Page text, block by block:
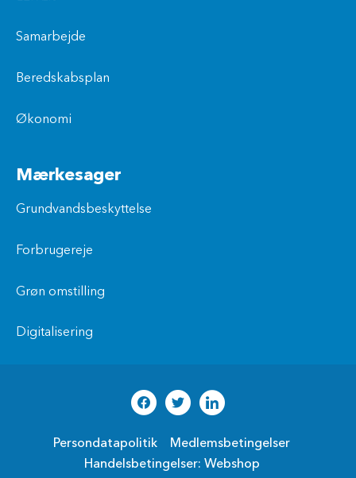
Samarbejde
Beredskabsplan
Økonomi
Mærkesager
Grundvandsbeskyttelse
Forbrugereje
Grøn omstilling
Digitalisering
Persondatapolitik
Medlemsbetingelser
Handelsbetingelser: Webshop